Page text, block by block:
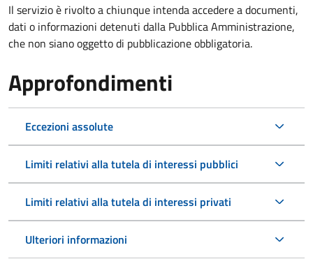
Il servizio è rivolto a chiunque intenda accedere a documenti,
dati o informazioni detenuti dalla Pubblica Amministrazione,
che non siano oggetto di pubblicazione obbligatoria.
Approfondimenti
Eccezioni assolute
Limiti relativi alla tutela di interessi pubblici
Limiti relativi alla tutela di interessi privati
Ulteriori informazioni